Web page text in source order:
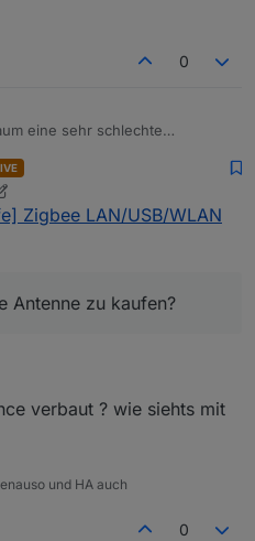
0
eine sehr schlechte
verstärker / Mesh Netzwerk?
Antenne zu kaufen? Geht
Zigbee LAN/USB/WLAN
Antenne zu kaufen?
verbaut ? wie siehts mit
und HA auch
0